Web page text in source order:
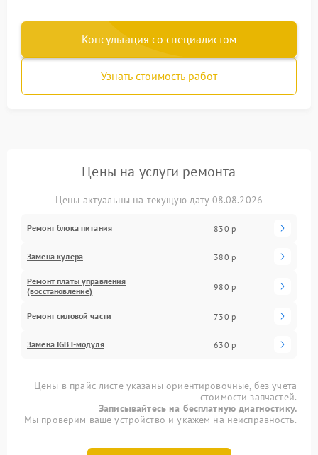
Консультация со специалистом
Узнать стоимость работ
Цены на услуги ремонта
Цены актуальны на текущую дату 08.08.2026
Ремонт блока питания 830 р
Замена кулера 380 р
Ремонт платы управления
(восстановление)
980 р
Ремонт силовой части 730 р
Замена IGBT-модуля 630 р
Цены в прайс-листе указаны ориентировочные, без учета
стоимости запчастей.
Записывайтесь на бесплатную диагностику.
Мы проверим ваше устройство и укажем на неисправность.